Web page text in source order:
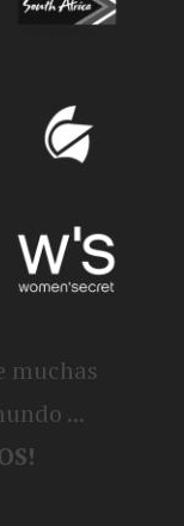
muchas
...